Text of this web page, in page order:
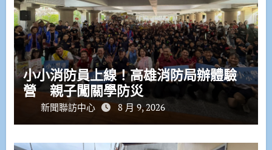
小小消防員上線！高雄消防局辦體驗
營 親子闖關學防災
新聞聯訪中心 8 月 9, 2026